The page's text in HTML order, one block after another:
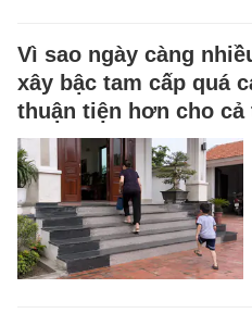
Vì sao ngày càng
xây bậc tam cấp quá
thuận tiện hơn cho